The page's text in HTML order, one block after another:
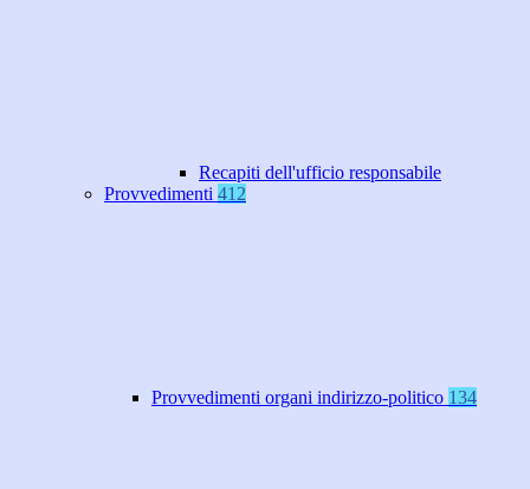
Recapiti dell'ufficio responsabile
Provvedimenti 412
Provvedimenti organi indirizzo-politico 134